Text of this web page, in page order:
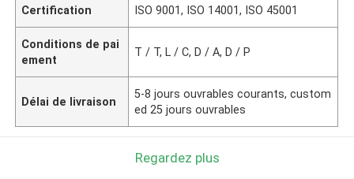
Certification ISO 9001, ISO 14001, ISO 45001
Conditions de pai
ement
T / T, L / C, D / A, D / P
Délai de livraison
5-8 jours ouvrables courants, custom
ed 25 jours ouvrables
Regardez plus